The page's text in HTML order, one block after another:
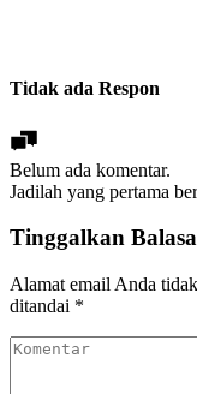
Tidak ada Respon
Belum ada komentar.
Jadilah yang pertama
Tinggalkan
Alamat email Anda
ditandai *